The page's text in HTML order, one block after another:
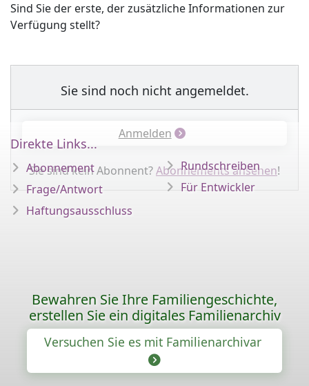
Sind Sie der erste, der zusätzliche Informationen zur
Verfügung stellt?
Sie sind noch nicht angemeldet.
Anmelden
Sie sind kein Abonnent?Abonnements ansehen!
Direkte Links...
Abonnement
Frage/Antwort
Haftungsausschluss
Rundschreiben
Für Entwickler
Bewahren Sie Ihre Familiengeschichte,
erstellen Sie ein digitales Familienarchiv
Versuchen Sie es mit Familienarchivar